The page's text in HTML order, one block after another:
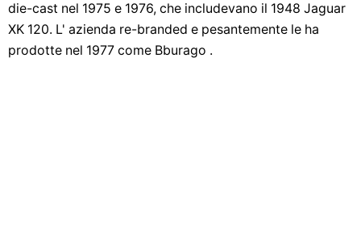
die-cast nel 1975 e 1976, che includevano il 1948 Jaguar
XK 120. L' azienda re-branded e pesantemente le ha
prodotte nel 1977 come Bburago .